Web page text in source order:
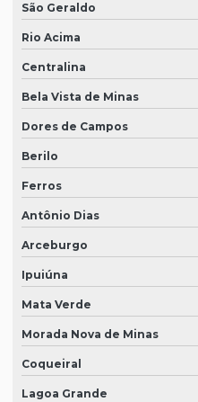
São Geraldo
Rio Acima
Centralina
Bela Vista de Minas
Dores de Campos
Berilo
Ferros
Antônio Dias
Arceburgo
Ipuiúna
Mata Verde
Morada Nova de Minas
Coqueiral
Lagoa Grande